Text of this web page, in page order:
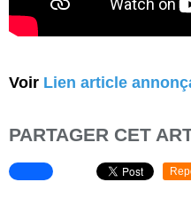
Voir Lien article
PARTAGER CET